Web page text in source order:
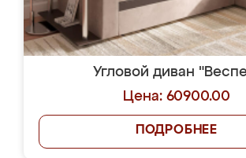
Угловой диван
Цена: 60900.00
ПОДРОБНЕЕ